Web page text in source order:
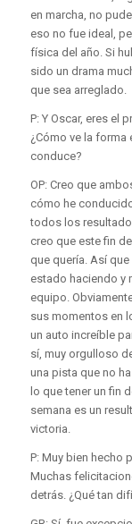
en marcha, no
eso no fue ideal,
física del año. Si
sido un drama
que sea arreglado.
P: Y Oscar, eres el
¿Cómo ve la forma
conduce?
OP: Creo que
cómo he
todos los
creo que este fin
que quería. Así
estado haciendo y
equipo.
sus momentos en
un auto increíble
sí, muy orgulloso
una pista que no
lo que tener un fin
semana es un
victoria.
P: Muy bien hecho
Muchas
detrás. ¿Qué tan